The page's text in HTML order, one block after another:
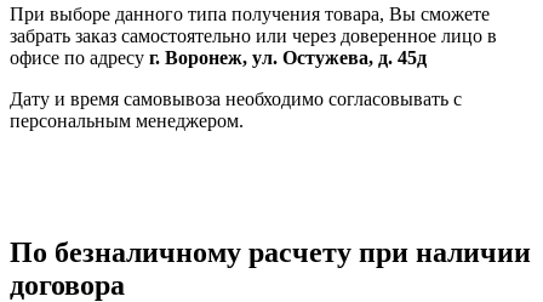
При выборе данного типа получения товара, Вы сможете
забрать заказ самостоятельно или через доверенное лицо в
офисе по адресу г. Воронеж, ул. Остужева, д. 45д
Дату и время самовывоза необходимо согласовывать с
персональным менеджером.
По безналичному расчету при наличии
договора